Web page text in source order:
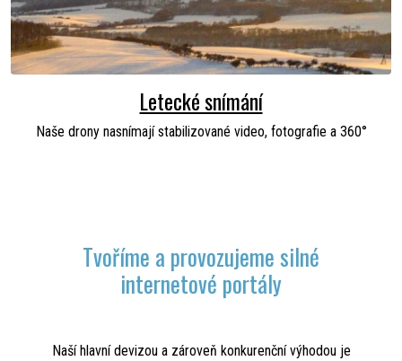
Letecké snímání
Naše drony nasnímají stabilizované video, fotografie a 360°
Tvoříme a provozujeme silné
internetové portály
Naší hlavní devizou a zároveň konkurenční výhodou je